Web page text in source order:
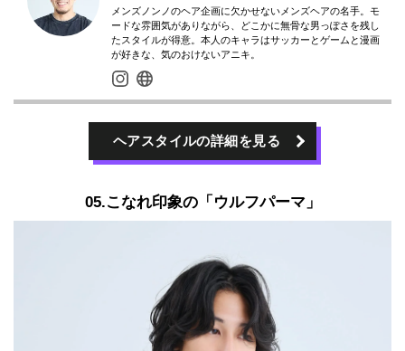
メンズノンノのヘア企画に欠かせないメンズヘアの名手。モ
ードな雰囲気がありながら、どこかに無骨な男っぽさを残し
たスタイルが得意。本人のキャラはサッカーとゲームと漫画
が好きな、気のおけないアニキ。
ヘアスタイルの詳細を見る
05.こなれ印象の「ウルフパーマ」